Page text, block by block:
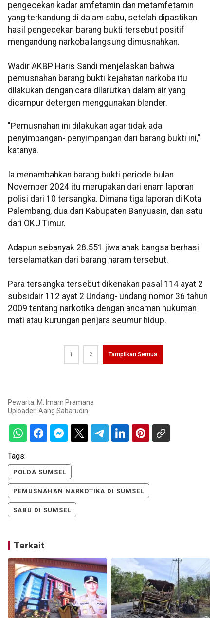
pengecekan kadar amfetamin dan metamfetamin
yang terkandung di dalam sabu, setelah dipastikan
hasil pengecekan barang bukti tersebut positif
mengandung narkoba langsung dimusnahkan.
Wadir AKBP Haris Sandi menjelaskan bahwa
pemusnahan barang bukti kejahatan narkoba itu
dilakukan dengan cara dilarutkan dalam air yang
dicampur detergen menggunakan blender.
"Pemusnahan ini dilakukan agar tidak ada
penyimpangan- penyimpangan dari barang bukti ini,"
katanya.
Ia menambahkan barang bukti periode bulan
November 2024 itu merupakan dari enam laporan
polisi dari 10 tersangka. Dimana tiga laporan di Kota
Palembang, dua dari Kabupaten Banyuasin, dan satu
dari OKU Timur.
Adapun sebanyak 28.551 jiwa anak bangsa berhasil
terselamatkan dari barang haram tersebut.
Para tersangka tersebut dikenakan pasal 114 ayat 2
subsidair 112 ayat 2 Undang- undang nomor 36 tahun
2009 tentang narkotika dengan ancaman hukuman
mati atau kurungan penjara seumur hidup.
1 2 Tampilkan Semua
Pewarta: M. Imam Pramana
Uploader: Aang Sabarudin
Tags:
POLDA SUMSEL
PEMUSNAHAN NARKOTIKA DI SUMSEL
SABU DI SUMSEL
Terkait